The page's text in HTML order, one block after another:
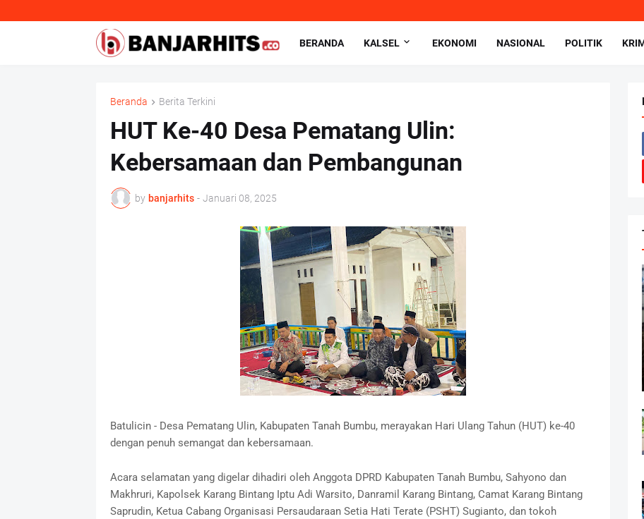
BERANDA KALSEL EKONOMI NASIONAL POLITIK
Beranda Berita Terkini
HUT Ke-40 Desa Pematang Ulin:
Kebersamaan dan Pembangunan
by banjarhits - Januari 08, 2025
Batulicin - Desa Pematang Ulin, Kabupaten Tanah Bumbu, merayakan Hari Ulang Tahun (HUT) ke-40
dengan penuh semangat dan kebersamaan.
Acara selamatan yang digelar dihadiri oleh Anggota DPRD Kabupaten Tanah Bumbu, Sahyono dan
Makhruri, Kapolsek Karang Bintang Iptu Adi Warsito, Danramil Karang Bintang, Camat Karang Bintang
Saprudin, Ketua Cabang Organisasi Persaudaraan Setia Hati Terate (PSHT) Sugianto, dan tokoh